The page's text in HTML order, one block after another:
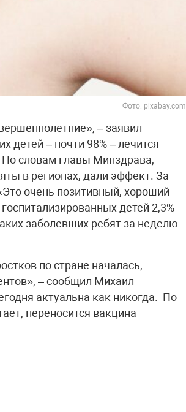
Фото: pixabay.com
– заявил
детей – почти 98% – лечится
По словам главы Минздрава,
в регионах, дали эффект. За
очень позитивный, хороший
детей 2,3%
заболевших ребят за неделю
по стране началась,
– сообщил Михаил
актуальна как никогда. По
переносится вакцина